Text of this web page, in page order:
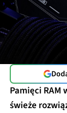
Pamięci RAM
świeże